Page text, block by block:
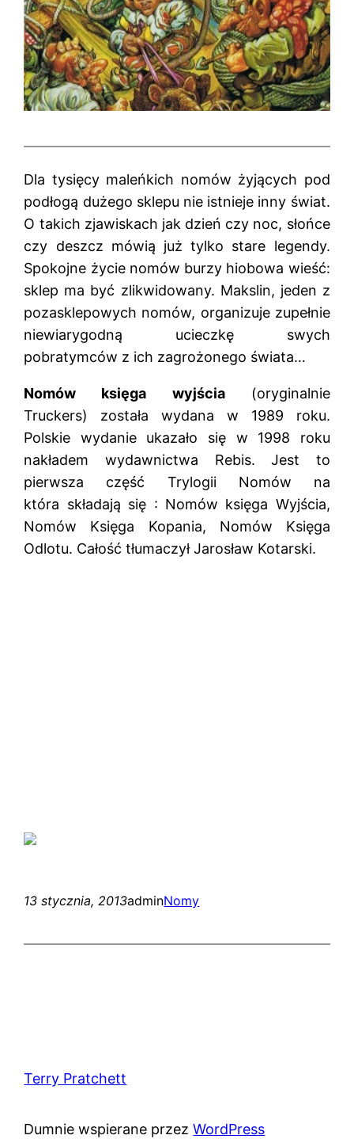
Dla tysięcy maleńkich nomów żyjących pod
podłogą dużego sklepu nie istnieje inny świat.
O takich zjawiskach jak dzień czy noc, słońce
czy deszcz mówią już tylko stare legendy.
Spokojne życie nomów burzy hiobowa wieść:
sklep ma być zlikwidowany. Makslin, jeden z
pozasklepowych nomów, organizuje zupełnie
niewiarygodną ucieczkę swych
pobratymców z ich zagrożonego świata…
Nomów księga wyjścia(oryginalnie
Truckers) została wydana w 1989 roku.
Polskie wydanie ukazało się w 1998 roku
nakładem wydawnictwa Rebis. Jest to
pierwsza część Trylogii Nomów na
która składają się : Nomów księga Wyjścia,
Nomów Księga Kopania, Nomów Księga
Odlotu. Całość tłumaczyłJarosław Kotarski.
13 stycznia, 2013adminNomy
Terry Pratchett
Dumnie wspierane przezWordPress